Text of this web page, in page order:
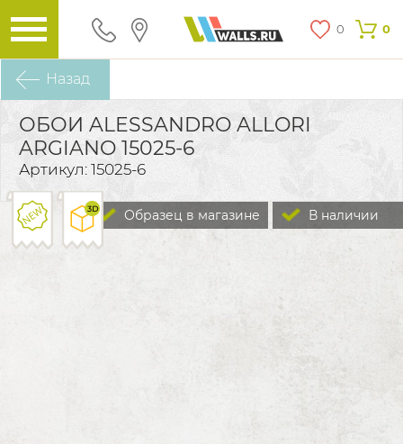
0 0
Назад
ОБОИ ALESSANDRO ALLORI
ARGIANO 15025-6
Артикул: 15025-6
В наличии
Образец в магазине